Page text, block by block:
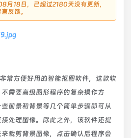
月18日，已超过2180天没有更新，
反馈。
常方便好用的智能抠图软件，这款软
需要高级图形程序的复杂操作方
前景和背景等几个简单步骤即可从
处理图像。除此之外，该软件还提
裁剪背景图像，点击确认后程序会